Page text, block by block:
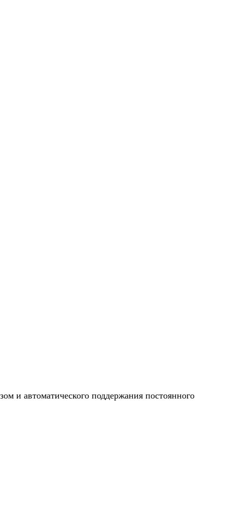
и автоматического поддержания постоянного